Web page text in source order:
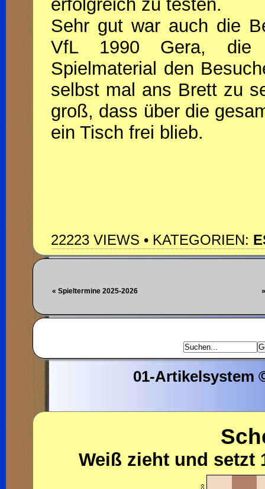
erfolgreich zu testen.
Sehr gut war auch die
VfL 1990 Gera, die
Spielmaterial den
selbst mal ans Brett zu
groß, dass über die
ein Tisch frei blieb.
22223 VIEWS • KATEGORIEN:
« Spieltermine 2025-2026
01-Artikelsystem
Weiß zieht und setzt